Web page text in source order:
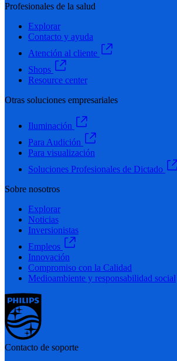
Profesionales de la salud
Explorar
Contacto y ayuda
Atención al cliente
Shops
Resource center
Otras soluciones empresariales
Iluminación
Para Audición
Para visualización
Soluciones Profesionales de Dictado
Sobre nosotros
Explorar
Noticias
Inversionistas
Empleos
Innovación
Compromiso con la Calidad
Medioambiente y responsabilidad social
Contacto de soporte